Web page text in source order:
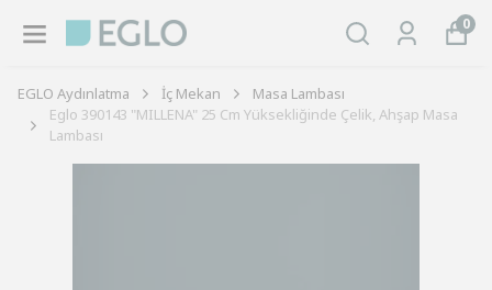
0
EGLO Aydınlatma İç Mekan
Masa Lambası
Eglo 390143 "MILLENA" 25 Cm Yüksekliğinde Çelik, Ahşap Masa
Lambası